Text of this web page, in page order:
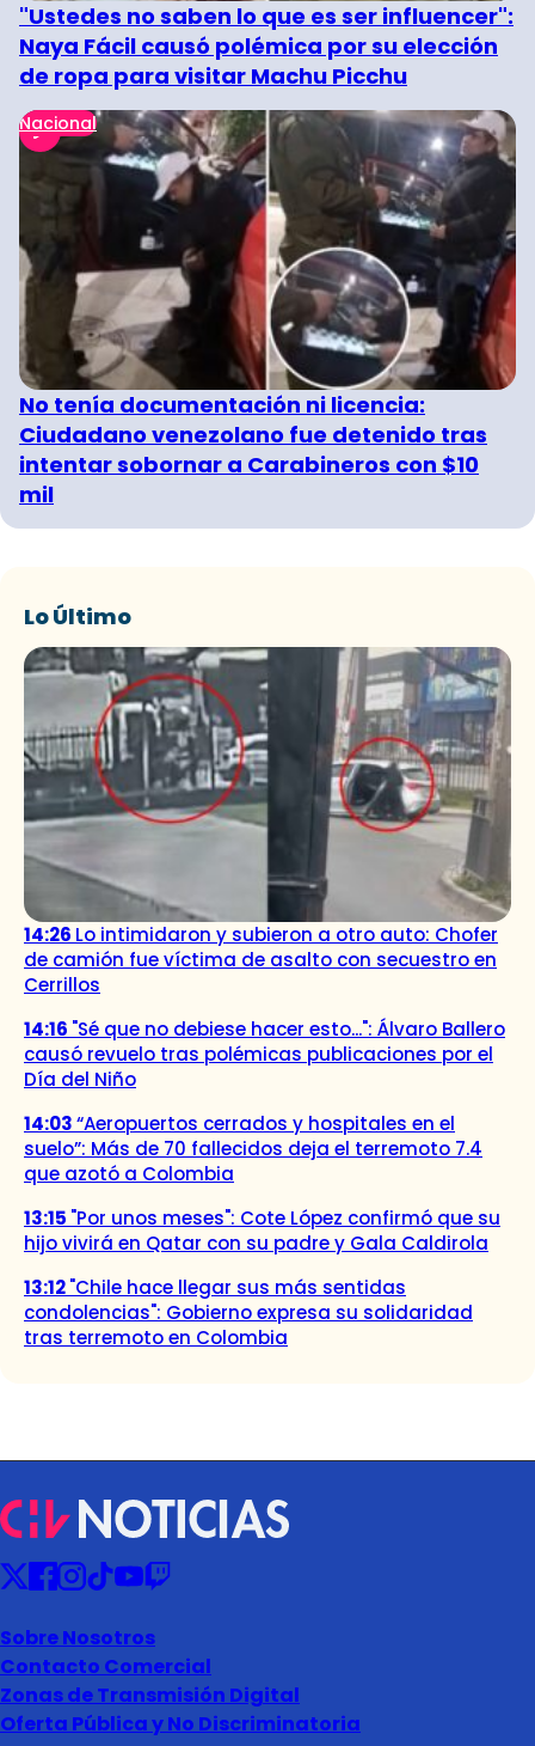
"Ustedes no saben lo que es ser influencer":
Naya Fácil causó polémica por su elección
de ropa para visitar Machu Picchu
Nacional
No tenía documentación ni licencia:
Ciudadano venezolano fue detenido tras
intentar sobornar a Carabineros con $10
mil
Lo Último
14:26 Lo intimidaron y subieron a otro auto: Chofer
de camión fue víctima de asalto con secuestro en
Cerrillos
14:16 "Sé que no debiese hacer esto...": Álvaro Ballero
causó revuelo tras polémicas publicaciones por el
Día del Niño
14:03“Aeropuertos cerrados y hospitales en el
suelo”: Más de 70 fallecidos deja el terremoto 7.4
que azotó a Colombia
13:15 "Por unos meses": Cote López confirmó que su
hijo vivirá en Qatar con su padre y Gala Caldirola
13:12"Chile hace llegar sus más sentidas
condolencias": Gobierno expresa su solidaridad
tras terremoto en Colombia
Sobre Nosotros
Contacto Comercial
Zonas de Transmisión Digital
Oferta Pública y No Discriminatoria